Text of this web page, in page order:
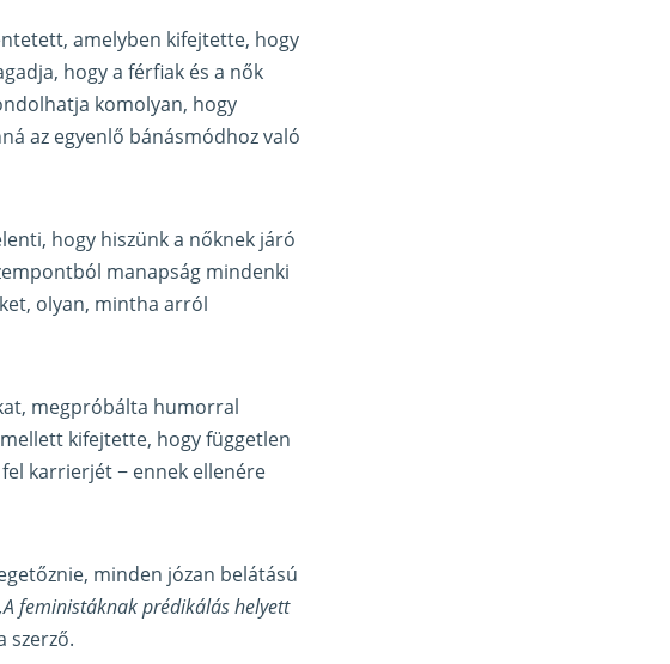
amelyben kifejtette, hogy
hogy a férfiak és a nők
komolyan, hogy
az egyenlő bánásmódhoz való
hogy hiszünk a nőknek járó
manapság mindenki
olyan, mintha arról
megpróbálta humorral
kifejtette, hogy független
karrierjét − ennek ellenére
minden józan belátású
feministáknak prédikálás helyett
szerző.